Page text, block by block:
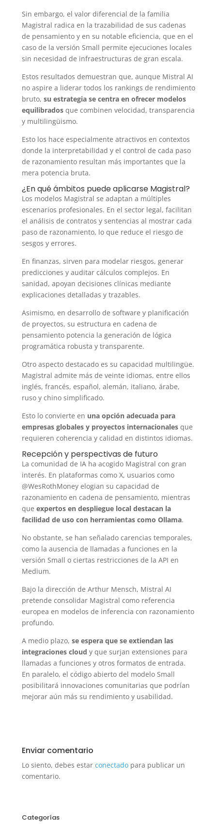
Sin embargo, el valor diferencial de la familia
Magistral radica en la trazabilidad de sus cadenas
de pensamiento y en su notable eficiencia, que en el
caso de la versión Small permite ejecuciones locales
sin necesidad de infraestructuras de gran escala.
Estos resultados demuestran que, aunque Mistral AI
no aspire a liderar todos los rankings de rendimiento
bruto, su estrategia se centra en ofrecer modelos
equilibradosque combinen velocidad, transparencia
y multilingüismo.
Esto los hace especialmente atractivos en contextos
donde la interpretabilidad y el control de cada paso
de razonamiento resultan más importantes que la
mera potencia bruta.
¿En qué ámbitos puede aplicarse Magistral?
Los modelos Magistral se adaptan a múltiples
escenarios profesionales. En el sector legal, facilitan
el análisis de contratos y sentencias al mostrar cada
paso de razonamiento, lo que reduce el riesgo de
sesgos y errores.
En finanzas, sirven para modelar riesgos, generar
predicciones y auditar cálculos complejos. En
sanidad, apoyan decisiones clínicas mediante
explicaciones detalladas y trazables.
Asimismo, en desarrollo de software y planificación
de proyectos, su estructura en cadena de
pensamiento potencia la generación de lógica
programática robusta y transparente.
Otro aspecto destacado es su capacidad multilingüe.
Magistral admite más de veinte idiomas, entre ellos
inglés, francés, español, alemán, italiano, árabe,
ruso y chino simplificado.
Esto lo convierte en una opción adecuada para
empresas globales y proyectos internacionales que
requieren coherencia y calidad en distintos idiomas.
Recepción y perspectivas de futuro
La comunidad de IA ha acogido Magistral con gran
interés. En plataformas como X, usuarios como
@WesRothMoney elogian su capacidad de
razonamiento en cadena de pensamiento, mientras
que expertos en despliegue local destacan la
facilidad de uso con herramientas como Ollama.
No obstante, se han señalado carencias temporales,
como la ausencia de llamadas a funciones en la
versión Small o ciertas restricciones de la API en
Medium.
Bajo la dirección de Arthur Mensch, Mistral AI
pretende consolidar Magistral como referencia
europea en modelos de inferencia con razonamiento
profundo.
A medio plazo, se espera que se extiendan las
integraciones cloud y que surjan extensiones para
llamadas a funciones y otros formatos de entrada.
En paralelo, el código abierto del modelo Small
posibilitará innovaciones comunitarias que podrían
mejorar aún más su rendimiento y usabilidad.
Enviar comentario
Lo siento, debes estar conectadopara publicar un
comentario.
Categorías